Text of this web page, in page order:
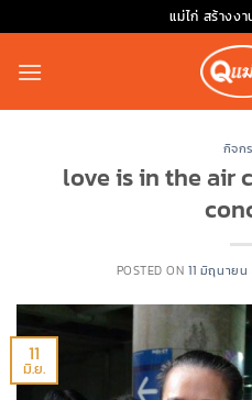
to
content
แม่ไก่ สร้างง
กิจก
love is in the air
POSTED ON11 มิถุนายน
11
มิ.ย.